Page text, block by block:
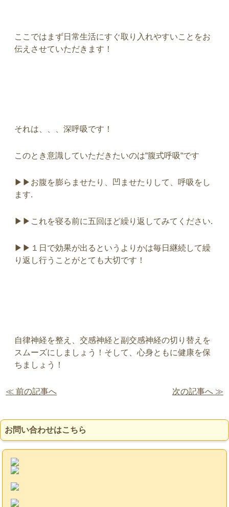
ここではまず日常生活にすぐ取り入れやすいことをお
伝えさせていただきます！
それは、、、深呼吸です！
このとき意識していただきたいのは“腹式呼吸“です
▶︎▶︎ お腹を膨らませたり、凹ませたりして、呼吸をし
ます.
▶︎▶︎ これを寝る前に五回ほど繰り返してみてください.
▶︎▶︎ １日で効果が出るというよりかは毎日継続して繰
り返し行うことがとても大切です！
自律神経を整え、交感神経と副交感神経の切り替えを
スムーズにしましょう！そして、心身ともに健康を保
ちましょう！
≪ 前の記事へ 次の記事へ ≫
お問い合わせはこちら